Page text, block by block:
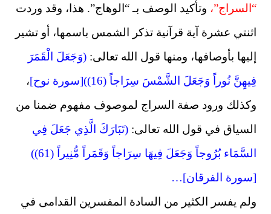
“السراج”، وتأكيد الوصف بـ “الوهاج”. هذا، وقد وردت
اثنتي عشرة آية قرآنية تذكر الشمس باسمها، أو تشير
إليها بأوصافها، ومنها قول الله تعالى: (وَجَعَلَ الْقَمَرَ
فِيهِنَّ نُوراً وَجَعَلَ الشَّمْسَ سِرَاجاً (16))[سورة نوح]
،
وكذلك ورود صفة السراج لموصوف مفهوم ضمنا من
السياق في قول الله تعالى: (تَبَارَكَ الَّذِي جَعَلَ فِي
السَّمَاء بُرُوجاً وَجَعَلَ فِيهَا سِرَاجاً وَقَمَراً مُّنِيراً (61))
[سورة الفرقان]…
ولم يفسر الكثير من السادة المفسرين القدامى في